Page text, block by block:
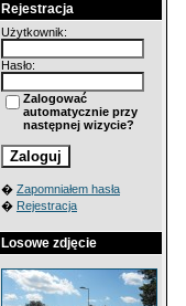
Rejestracja
Użytkownik:
Hasło:
Zalogować
automatycznie przy
następnej wizycie?
� Zapomniałem hasła
� Rejestracja
Losowe zdjęcie